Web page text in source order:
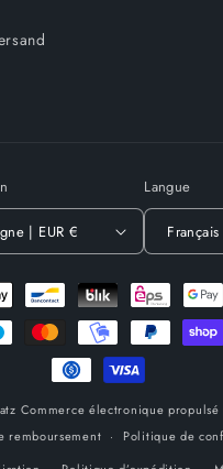
Allemagne | EUR €
Langue
Français
Commerce électronique propulsé
remboursement
Politique de